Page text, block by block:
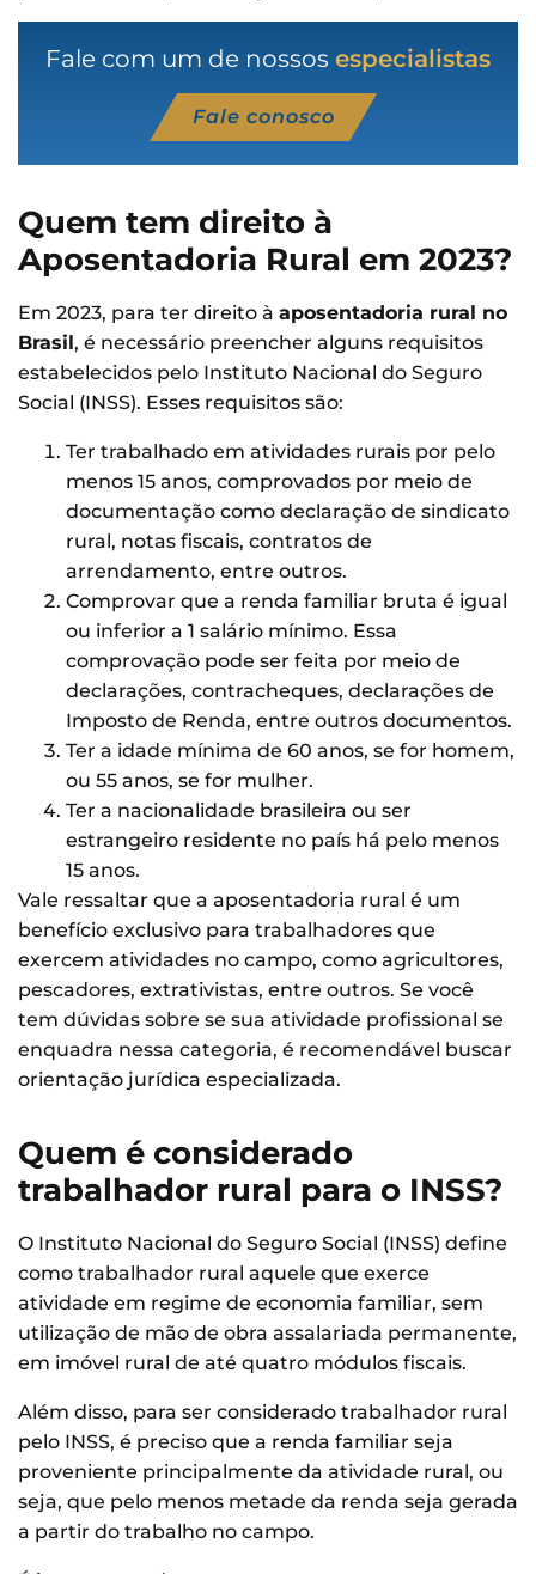
Fale com um de nossos especialistas
Fale conosco
Quem tem direito à
Aposentadoria Rural em 2023?
Em 2023, para ter direito à aposentadoria rural no
Brasil, é necessário preencher alguns requisitos
estabelecidos pelo Instituto Nacional do Seguro
Social (INSS). Esses requisitos são:
Ter trabalhado em atividades rurais por pelo
menos 15 anos, comprovados por meio de
documentação como declaração de sindicato
rural, notas fiscais, contratos de
arrendamento, entre outros.
Comprovar que a renda familiar bruta é igual
ou inferior a 1 salário mínimo. Essa
comprovação pode ser feita por meio de
declarações, contracheques, declarações de
Imposto de Renda, entre outros documentos.
Ter a idade mínima de 60 anos, se for homem,
ou 55 anos, se for mulher.
Ter a nacionalidade brasileira ou ser
estrangeiro residente no país há pelo menos
15 anos.
Vale ressaltar que a aposentadoria rural é um
benefício exclusivo para trabalhadores que
exercem atividades no campo, como agricultores,
pescadores, extrativistas, entre outros. Se você
tem dúvidas sobre se sua atividade profissional se
enquadra nessa categoria, é recomendável buscar
orientação jurídica especializada.
Quem é considerado
trabalhador rural para o INSS?
O Instituto Nacional do Seguro Social (INSS) define
como trabalhador rural aquele que exerce
atividade em regime de economia familiar, sem
utilização de mão de obra assalariada permanente,
em imóvel rural de até quatro módulos fiscais.
Além disso, para ser considerado trabalhador rural
pelo INSS, é preciso que a renda familiar seja
proveniente principalmente da atividade rural, ou
seja, que pelo menos metade da renda seja gerada
a partir do trabalho no campo.